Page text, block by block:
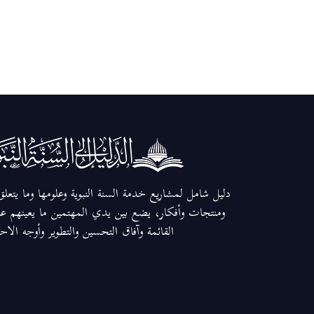
دليل شامل لمشاريع خدمة السنة النبوية وعلومها وما
ومنتجات وأفكار، يضع بين يدي المهتمين ما يعينهم
القائمة وآفاق التحسين والتطوير وأوجه